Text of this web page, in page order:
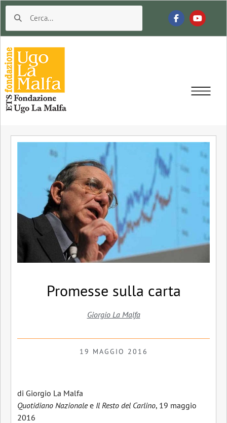
Promesse sulla carta
Giorgio La Malfa
19 MAGGIO 2016
di Giorgio La Malfa
Quotidiano Nazionalee Il Resto del Carlino, 19 maggio
2016